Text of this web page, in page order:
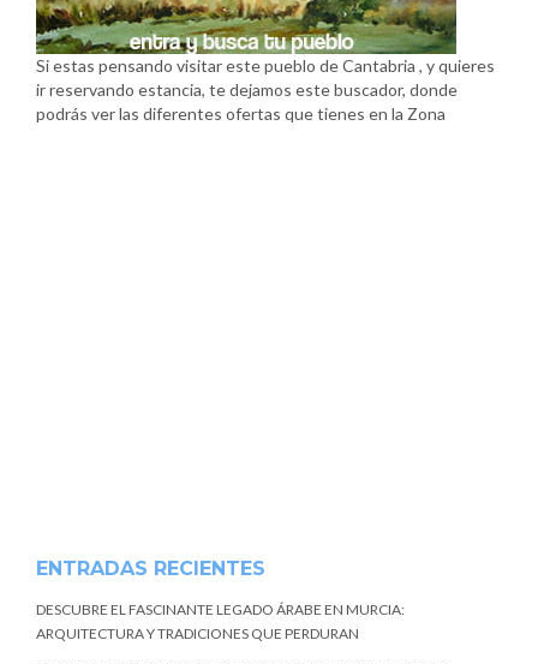
Si estas pensando visitar este pueblo de Cantabria , y quieres
ir reservando estancia, te dejamos este buscador, donde
podrás ver las diferentes ofertas que tienes en la Zona
ENTRADAS RECIENTES
DESCUBRE EL FASCINANTE LEGADO ÁRABE EN MURCIA:
ARQUITECTURA Y TRADICIONES QUE PERDURAN